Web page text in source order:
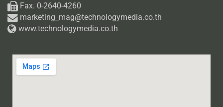
Fax. 0-2640-4260
marketing_mag@technologymedia.co.th
www.technologymedia.co.th